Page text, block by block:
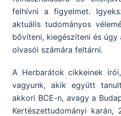
felhívni a figyelmet.
aktuális tudományos
bővíteni, kiegészíteni és
olvasói számára feltárni.
A Herbarátok cikkeinek
vagyunk, akik együtt
akkori BCE-n, avagy a
Kertészettudományi